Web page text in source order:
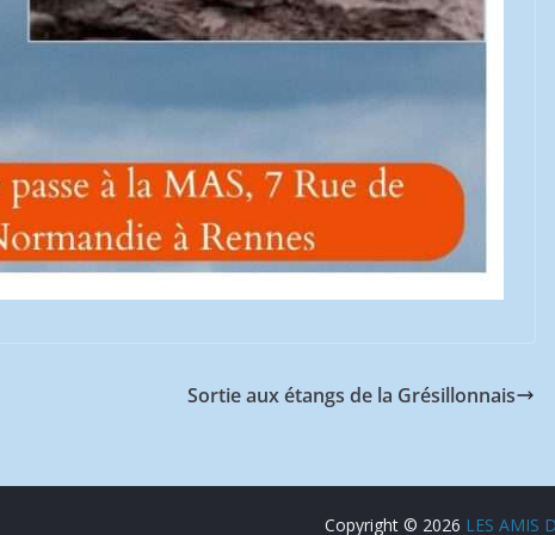
Sortie aux étangs de la Grésillonnais
Copyright © 2026 LES AMIS